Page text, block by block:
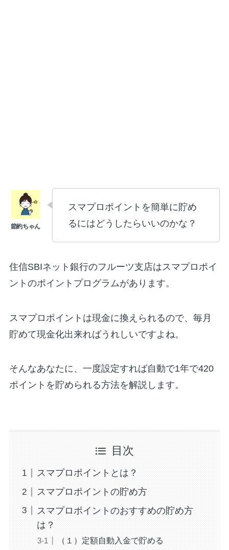
スマプロポイントを簡単に貯め
るにはどうしたらいいのかな？
住信SBIネット銀行のフルーツ支店はスマプロポイ
ントのポイントプログラムがあります。
スマプロポイントは現金に換えられるので、毎月
貯めて現金化出来ればうれしいですよね。
そんなあなたに、一度設定すれば自動で1年で420
ポイントを貯められる方法を解説します。
目次
スマプロポイントとは？
スマプロポイントの貯め方
スマプロポイントのおすすめの貯め方
は？
（１）定額自動入金で貯める